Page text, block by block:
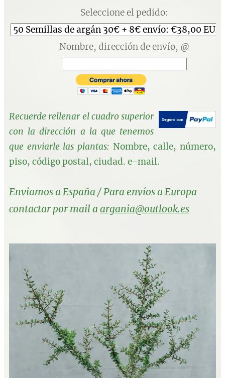
Seleccione el pedido:
Nombre, dirección de envío, @
Recuerde rellenar el cuadro superior
con la dirección a la que tenemos
que enviarle las plantas: Nombre, calle, número,
piso, código postal, ciudad. e-mail.
Enviamos a España / Para envíos a Europa
contactar por mail a argania@outlook.es